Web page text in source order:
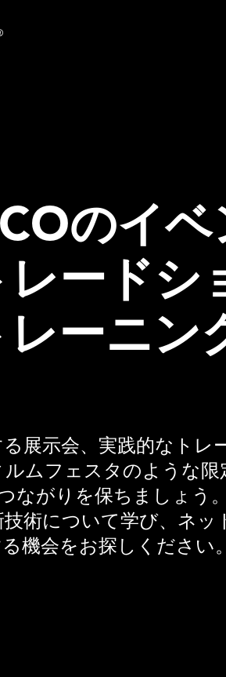
のイベ
レードシ
レーニン
展示会、実践的なトレ
ムフェスタのような限
ながりを保ちましょう
術について学び、ネッ
機会をお探しください。